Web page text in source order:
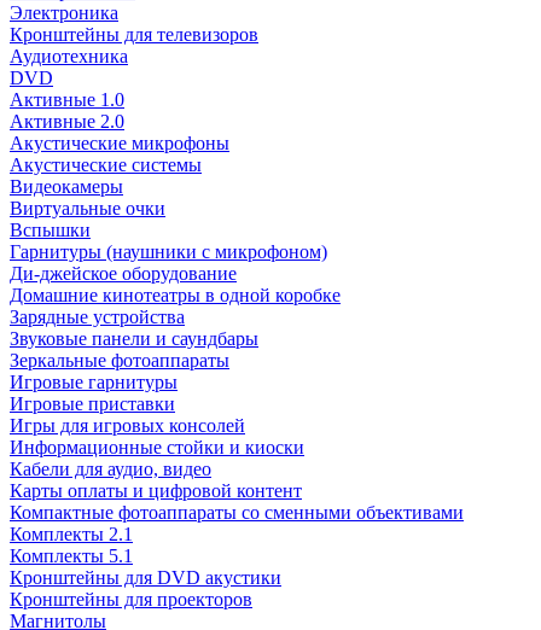
Электроника
Кронштейны для телевизоров
Аудиотехника
DVD
Активные 1.0
Активные 2.0
Акустические микрофоны
Акустические системы
Видеокамеры
Виртуальные очки
Вспышки
Гарнитуры (наушники с микрофоном)
Ди-джейское оборудование
Домашние кинотеатры в одной коробке
Зарядные устройства
Звуковые панели и саундбары
Зеркальные фотоаппараты
Игровые гарнитуры
Игровые приставки
Игры для игровых консолей
Информационные стойки и киоски
Кабели для аудио, видео
Карты оплаты и цифровой контент
Компактные фотоаппараты со сменными объективами
Комплекты 2.1
Комплекты 5.1
Кронштейны для DVD акустики
Кронштейны для проекторов
Магнитолы